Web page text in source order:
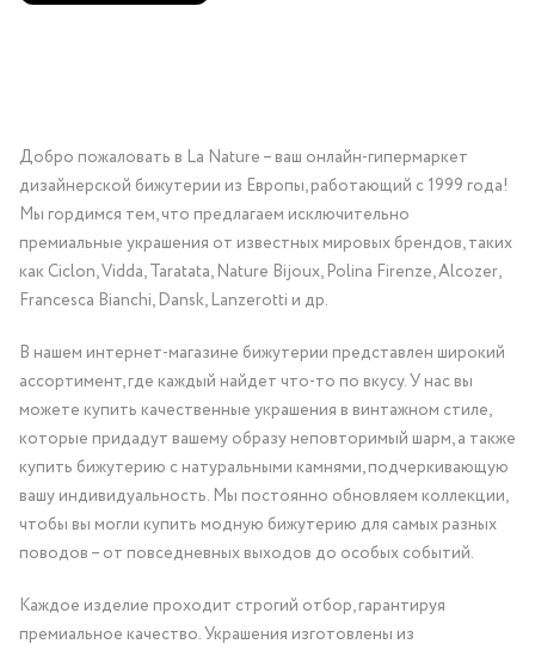
Добро пожаловать в La Nature – ваш онлайн-гипермаркет
дизайнерской бижутерии из Европы, работающий с 1999 года!
Мы гордимся тем, что предлагаем исключительно
премиальные украшения от известных мировых брендов, таких
как Ciclon, Vidda, Taratata, Nature Bijoux, Polina Firenze, Alcozer,
Francesca Bianchi, Dansk, Lanzerotti и др.
В нашем интернет-магазине бижутерии представлен широкий
ассортимент, где каждый найдет что-то по вкусу. У нас вы
можете купить качественные украшения в винтажном стиле,
которые придадут вашему образу неповторимый шарм, а также
купить бижутерию с натуральными камнями, подчеркивающую
вашу индивидуальность. Мы постоянно обновляем коллекции,
чтобы вы могли купить модную бижутерию для самых разных
поводов – от повседневных выходов до особых событий.
Каждое изделие проходит строгий отбор, гарантируя
премиальное качество. Украшения изготовлены из